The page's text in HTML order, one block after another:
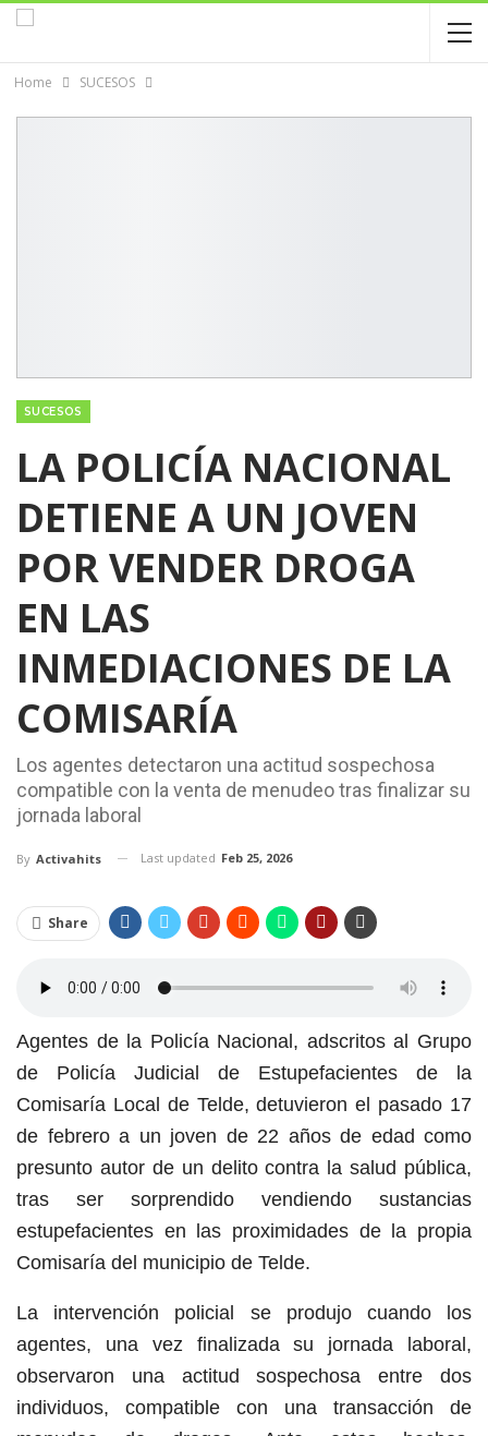
Home SUCESOS
SUCESOS
LA POLICÍA NACIONAL
DETIENE A UN JOVEN
POR VENDER DROGA
EN LAS
INMEDIACIONES DE LA
COMISARÍA
Los agentes detectaron una actitud sospechosa
compatible con la venta de menudeo tras finalizar su
jornada laboral
By Activahits Last updated Feb 25, 2026
Share
Agentes de la Policía Nacional, adscritos al Grupo
de Policía Judicial de Estupefacientes de la
Comisaría Local de Telde, detuvieron el pasado 17
de febrero a un joven de 22 años de edad como
presunto autor de un delito contra la salud pública,
tras ser sorprendido vendiendo sustancias
estupefacientes en las proximidades de la propia
Comisaría del municipio de Telde.
La intervención policial se produjo cuando los
agentes, una vez finalizada su jornada laboral,
observaron una actitud sospechosa entre dos
individuos, compatible con una transacción de